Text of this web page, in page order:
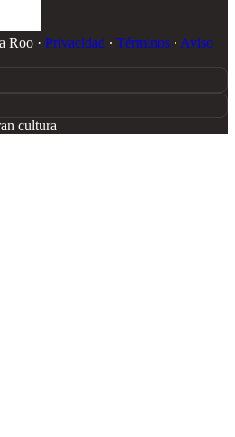
Roo · Privacidad ∙ Términos ∙ Aviso
cultura